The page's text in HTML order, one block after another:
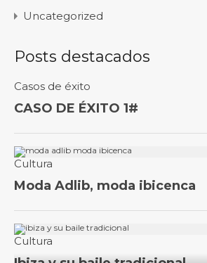
Uncategorized
Posts destacados